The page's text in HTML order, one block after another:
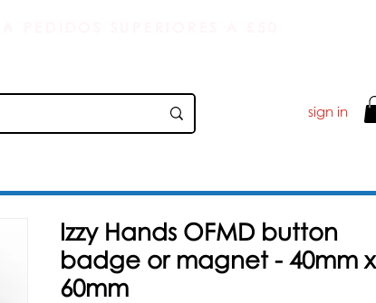
sign in
Izzy Hands OFMD button
badge or magnet - 40mm x
60mm